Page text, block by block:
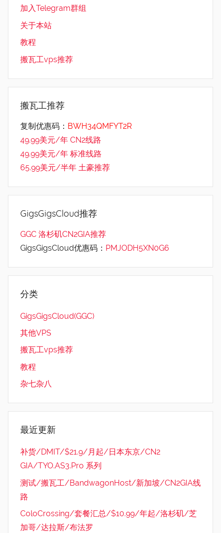
加入Telegram群组
关于本站
教程
搬瓦工vps推荐
搬瓦工推荐
复制优惠码： BWH34QMFYT2R
49.99美元/年 CN2线路
49.99美元/年 标准线路
65.99美元/半年 土豪推荐
GigsGigsCloud推荐
GGC 洛杉矶CN2GIA推荐
GigsGigsCloud优惠码： PMJODH5XN0G6
分类
GigsGigsCloud(GGC)
其他VPS
搬瓦工vps推荐
教程
杂七杂八
最近更新
补货/DMIT/$21.9/月起/日本东京/CN2
GIA/TYO.AS3.Pro 系列
测试/搬瓦工/BandwagonHost/新加坡/CN2GIA线
路
ColoCrossing/套餐汇总/$10.99/年起/洛杉矶/芝
加哥/达拉斯/布法罗